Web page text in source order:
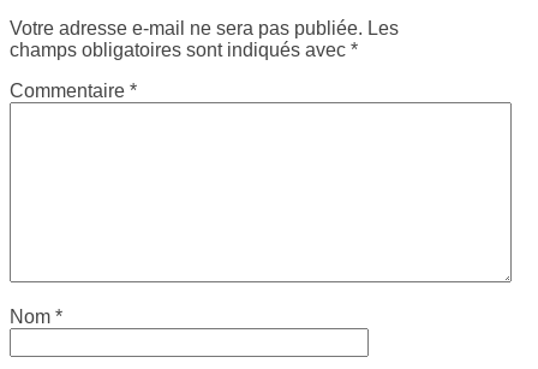
Votre adresse e-mail ne sera pas publiée. Les
champs obligatoires sont indiqués avec *
Commentaire *
Nom *